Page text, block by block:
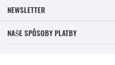
NEWSLETTER
NAŠE SPÔSOBY PLATBY